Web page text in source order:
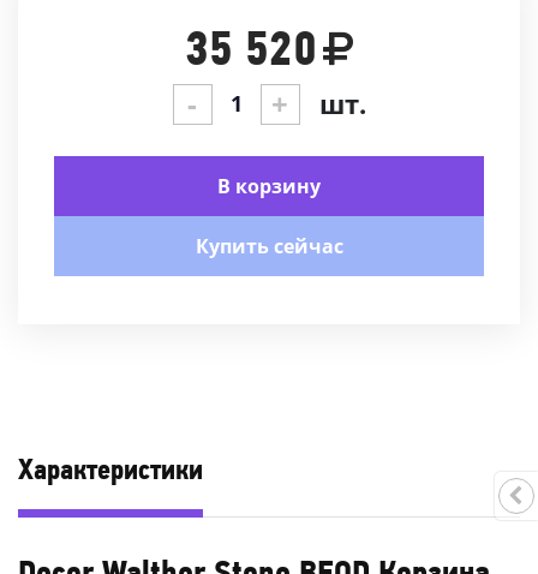
35 520
- + шт.
В корзину
Купить сейчас
Характеристики